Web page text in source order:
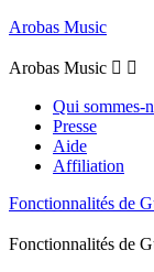
Arobas Music
Arobas Music  
Qui sommes-
Presse
Aide
Affiliation
Fonctionnalités de
Fonctionnalités de